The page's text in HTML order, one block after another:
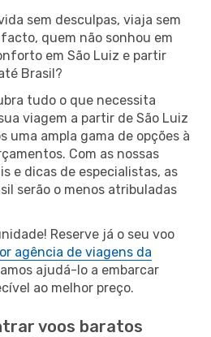
sem desculpas, viaja sem
quem não sonhou em
em São Luiz e partir
Brasil?
tudo o que necessita
viagem a partir de São Luiz
uma ampla gama de opções à
Com as nossas
e dicas de especialistas, as
serão o menos atribuladas
Reserve já o seu voo
agência de viagens da
ajudá-lo a embarcar
ao melhor preço.
voos baratos